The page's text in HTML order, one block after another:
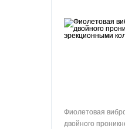
Фиолетовая
двойного